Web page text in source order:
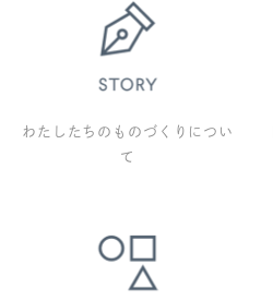
わたしたちのものづくりについ
て